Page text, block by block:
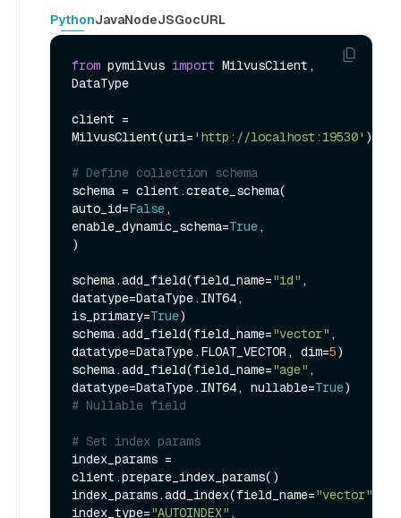
PythonJavaNodeJSGocURL
from pymilvus import MilvusClient,
DataType
client =
MilvusClient(uri= 'http://localhost:19530' )
# Define collection schema
schema = client.create_schema(
auto_id=False,
enable_dynamic_schema=True,
)
schema.add_field(field_name="id" ,
datatype=DataType.INT64,
is_primary=True)
schema.add_field(field_name="vector" ,
datatype=DataType.FLOAT_VECTOR, dim=5)
schema.add_field(field_name="age" ,
datatype=DataType.INT64, nullable=True
# Nullable field
# Set index params
index_params =
client.prepare_index_params()
index_params.add_index(field_name="vector"
index_type="AUTOINDEX" ,